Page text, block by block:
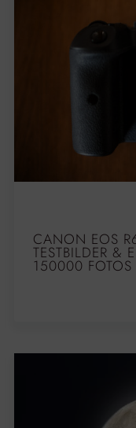
CANON EOS
TESTBILDER &
150000 FOTOS